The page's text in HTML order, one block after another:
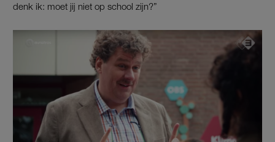
denk ik: moet jij niet op school zijn?”